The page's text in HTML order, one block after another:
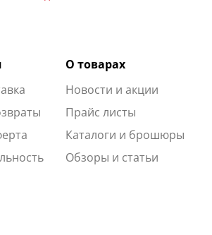
О товарах
Новости и акции
Прайс листы
Каталоги и брошюры
Обзоры и статьи